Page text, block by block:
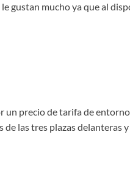
gustan mucho ya que al
un precio de tarifa de
de las tres plazas delanteras